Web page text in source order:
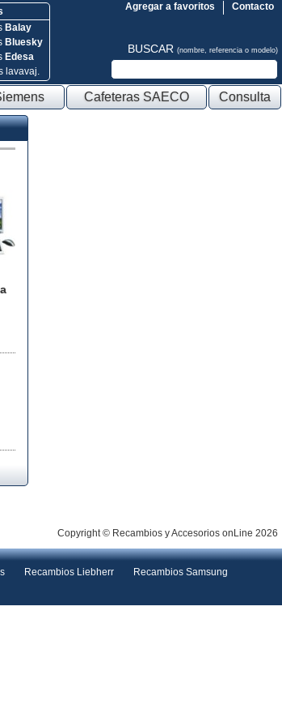
Balay
Bluesky
Edesa
lavavaj.
Contacto
Agregar a favoritos
BUSCAR (nombre, referencia o modelo)
Cafeteras SAECO Consulta
Copyright © Recambios y Accesorios onLine 2026
Recambios Liebherr
Recambios Samsung